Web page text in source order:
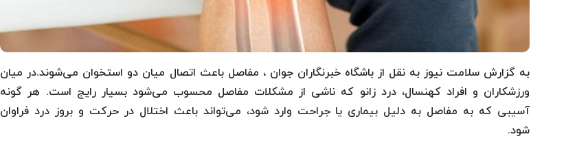
به گزارش سلامت نیوز به نقل از باشگاه خبرنگاران جوان ، مفاصل باعث اتصال میان دو استخوان می‌شوند.در میان
ورزشکاران و افراد کهنسال، درد زانو که ناشی از مشکلات مفاصل محسوب می‌شود بسیار رایج است. هر گونه
آسیبی که به مفاصل به دلیل بیماری یا جراحت وارد شود، می‌تواند باعث اختلال در حرکت و بروز درد فراوان
شود.